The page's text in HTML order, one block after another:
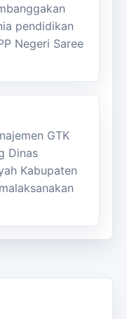
pendidikan
Negeri Saree
Timur
Julok
GTK
Dinas
Kabupaten